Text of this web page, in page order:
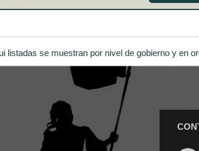
listadas se muestran por nivel de gobierno y en